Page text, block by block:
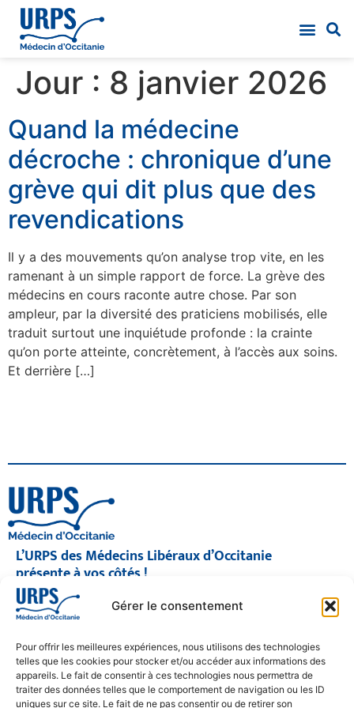
Gérer le consentement
Pour offrir les meilleures expériences, nous utilisons des technologies
telles que les cookies pour stocker et/ou accéder aux informations des
appareils. Le fait de consentir à ces technologies nous permettra de
traiter des données telles que le comportement de navigation ou les ID
uniques sur ce site. Le fait de ne pas consentir ou de retirer son
Jour : 8 janvier 2026
Quand la médecine
décroche : chronique d’une
grève qui dit plus que des
revendications
Il y a des mouvements qu’on analyse trop vite, en les
ramenant à un simple rapport de force. La grève des
médecins en cours raconte autre chose. Par son
ampleur, par la diversité des praticiens mobilisés, elle
traduit surtout une inquiétude profonde : la crainte
qu’on porte atteinte, concrètement, à l’accès aux soins.
Et derrière […]
L’URPS des Médecins Libéraux d’Occitanie
présente à vos côtés !
© 2026 URPS médecin d'Occitanie
Siège social : 1300 Avenue Albert Einstein, 34000 Montpellier
05 61 15 80 90
Accueil : Lundi au Vendredi | 08h30 – 17h30
CONTACT